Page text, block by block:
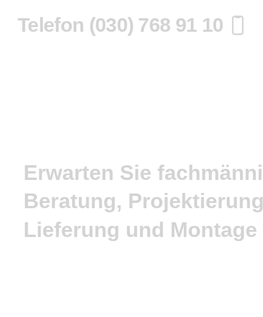
Telefon (030) 768 91 10
Erwarten Sie
Beratung,
Lieferung und Montage